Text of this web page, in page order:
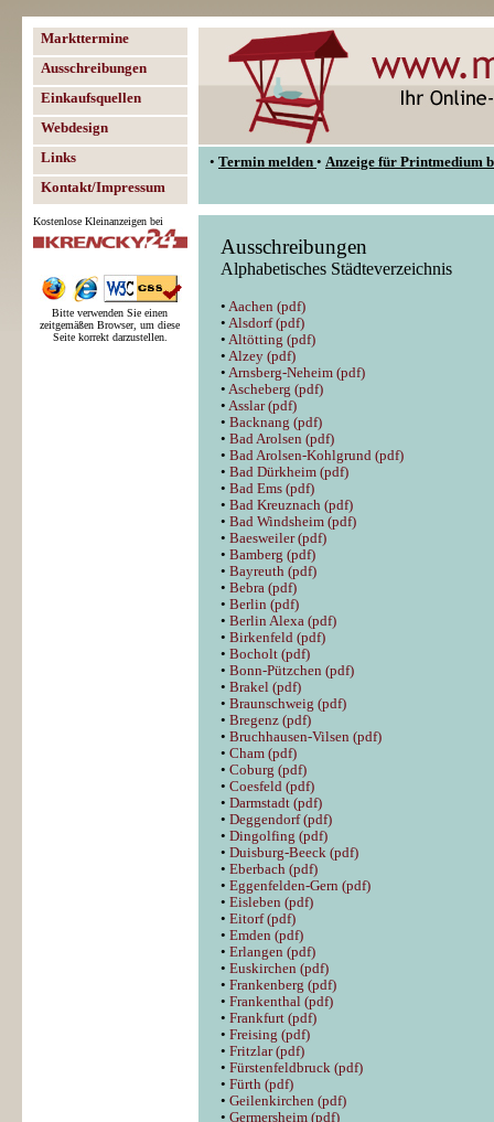
Markttermine
Ausschreibungen
Einkaufsquellen
Webdesign
Links
Kontakt/Impressum
• Termin melden • Anzeige für Printmedium
Kostenlose Kleinanzeigen bei
Bitte verwenden Sie einen
zeitgemäßen Browser, um diese
Seite korrekt darzustellen.
Ausschreibungen
Alphabetisches Städteverzeichnis
• Aachen (pdf)
• Alsdorf (pdf)
• Altötting (pdf)
• Alzey (pdf)
• Arnsberg-Neheim (pdf)
• Ascheberg (pdf)
• Asslar (pdf)
• Backnang (pdf)
• Bad Arolsen (pdf)
• Bad Arolsen-Kohlgrund (pdf)
• Bad Dürkheim (pdf)
• Bad Ems (pdf)
• Bad Kreuznach (pdf)
• Bad Windsheim (pdf)
• Baesweiler (pdf)
• Bamberg (pdf)
• Bayreuth (pdf)
• Bebra (pdf)
• Berlin (pdf)
• Berlin Alexa (pdf)
• Birkenfeld (pdf)
• Bocholt (pdf)
• Bonn-Pützchen (pdf)
• Brakel (pdf)
• Braunschweig (pdf)
• Bregenz (pdf)
• Bruchhausen-Vilsen (pdf)
• Cham (pdf)
• Coburg (pdf)
• Coesfeld (pdf)
• Darmstadt (pdf)
• Deggendorf (pdf)
• Dingolfing (pdf)
• Duisburg-Beeck (pdf)
• Eberbach (pdf)
• Eggenfelden-Gern (pdf)
• Eisleben (pdf)
• Eitorf (pdf)
• Emden (pdf)
• Erlangen (pdf)
• Euskirchen (pdf)
• Frankenberg (pdf)
• Frankenthal (pdf)
• Frankfurt (pdf)
• Freising (pdf)
• Fritzlar (pdf)
• Fürstenfeldbruck (pdf)
• Fürth (pdf)
• Geilenkirchen (pdf)
• Germersheim (pdf)